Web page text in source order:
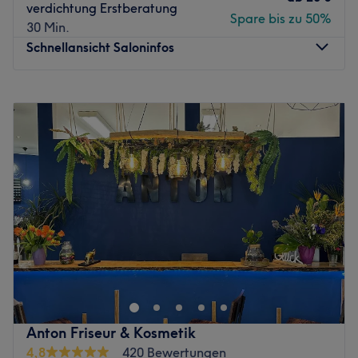
Haarschnitte, Colorationen, Dauerwellen und Make-Ups.
Für den stimmigen Gesamtlook gibt es hier zu Beginn
eines jeden Besuches eine eingehende Farb- und
verdichtung Erstberatung
30 Min.
Spare bis zu 50%
Schnellansicht Saloninfos
Dienstag
09:00
20:00
Mittwoch
09:00
Donnerstag
09:00–20:00
Freitag
09:00–
Samstag
09:00
17:00
Sonntag
Geschlossen
In dem wunderschön designten Friseursalon Said Rubaii
in Berlin, im lebendigen Stadtteil Mitte am
Mittelpunkt. Das Team kreiert mit handwerklicher
Präzision, Leidenschaft und Ehrlichkeit moderne sowie
tragbare Schnitte, die perfekt zu der Persönlichkeit
Anton Friseur & Kosmetik
4,8 420 Bewertungen